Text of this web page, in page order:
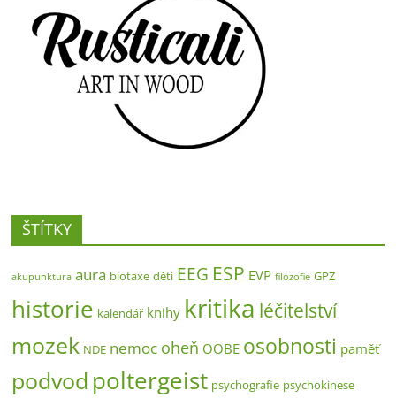
ŠTÍTKY
akupunktura aura biotaxe děti EEG ESP EVP filozofie GPZ
historie kalendář knihy kritika léčitelství
mozek NDE nemoc oheň OOBE osobnosti paměť
podvod poltergeist psychografie psychokinese